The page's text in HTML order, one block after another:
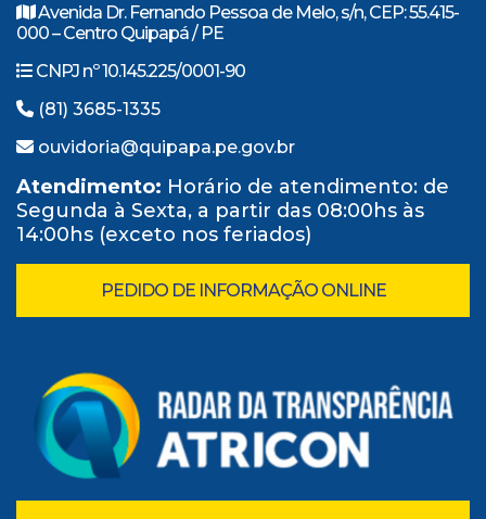
Avenida Dr. Fernando Pessoa de Melo, s/n, CEP: 55.415-
000 – Centro Quipapá / PE
CNPJ nº 10.145.225/0001-90
(81) 3685-1335
ouvidoria@quipapa.pe.gov.br
Atendimento: Horário de atendimento: de
Segunda à Sexta, a partir das 08:00hs às
14:00hs (exceto nos feriados)
PEDIDO DE INFORMAÇÃO ONLINE